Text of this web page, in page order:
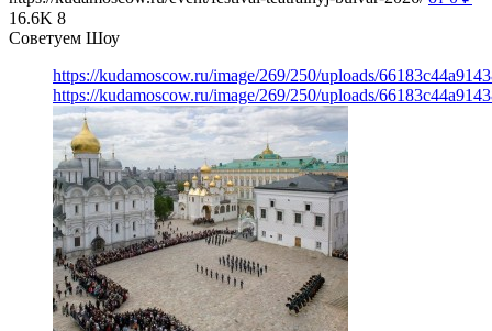
16.6K 8
Советуем Шоу
https://kudamoscow.ru/image/269/250/uploads/
https://kudamoscow.ru/image/269/250/uploads/